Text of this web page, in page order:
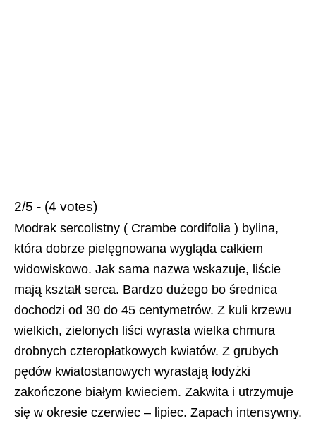
2/5 - (4 votes)
Modrak sercolistny ( Crambe cordifolia ) bylina,
która dobrze pielęgnowana wygląda całkiem
widowiskowo. Jak sama nazwa wskazuje, liście
mają kształt serca. Bardzo dużego bo średnica
dochodzi od 30 do 45 centymetrów. Z kuli krzewu
wielkich, zielonych liści wyrasta wielka chmura
drobnych czteropłatkowych kwiatów. Z grubych
pędów kwiatostanowych wyrastają łodyżki
zakończone białym kwieciem. Zakwita i utrzymuje
się w okresie czerwiec – lipiec. Zapach intensywny.